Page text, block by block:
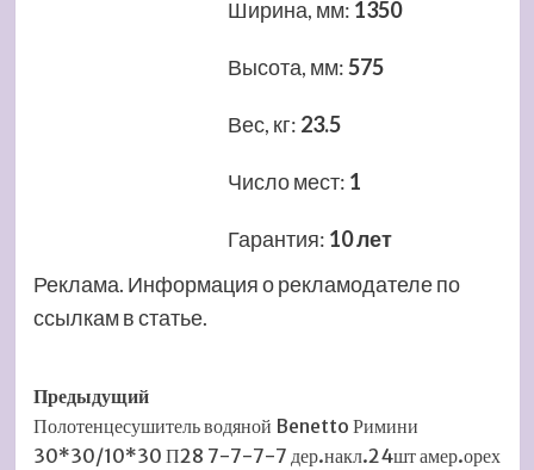
Ширина, мм: 1350
Высота, мм:575
Вес, кг: 23.5
Число мест: 1
Гарантия: 10 лет
Реклама. Информация о рекламодателе по
ссылкам в статье.
Навигация
записи
Предыдущий
Полотенцесушитель водяной Benetto Римини
30*30/10*30 П28 7-7-7-7 дер.накл.24шт амер.орех